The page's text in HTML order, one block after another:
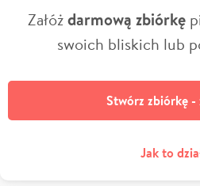
Załóżdarmową zbiórkę
swoich bliskich lub
Stwórz zbiórkę -
Jak to